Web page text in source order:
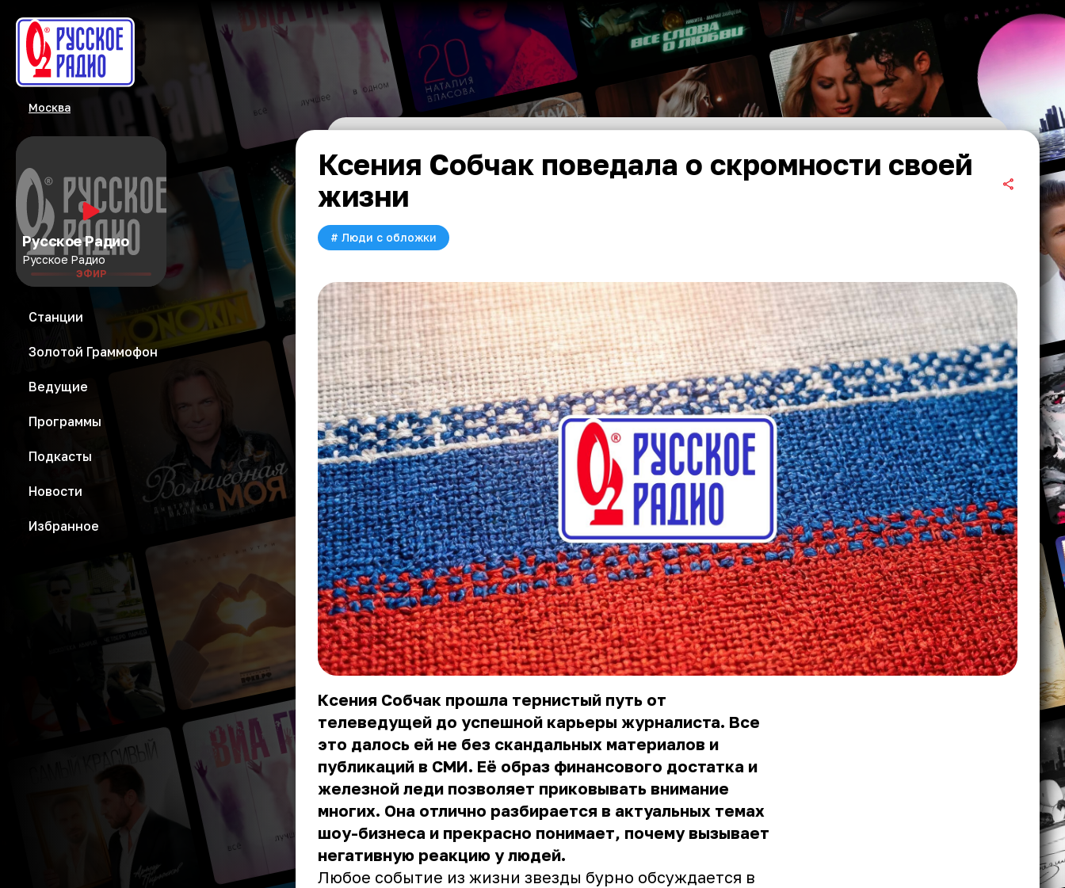
Москва
Русское Радио
Русское Радио
ЭФИР
Станции
Золотой Граммофон
Ведущие
Программы
Подкасты
Новости
Избранное
Ксения Собчак поведала о скромности своей
жизни
# Люди с обложки
Ксения Собчак прошла тернистый путь от
телеведущей до успешной карьеры журналиста. Все
это далось ей не без скандальных материалов и
публикаций в СМИ. Её образ финансового достатка и
железной леди позволяет приковывать внимание
многих. Она отлично разбирается в актуальных темах
шоу-бизнеса и прекрасно понимает, почему вызывает
негативную реакцию у людей.
Любое событие из жизни звезды бурно обсуждается в